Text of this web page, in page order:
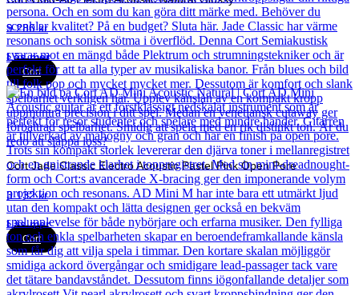
9 280kr
Läs mer
Cort
Cort Jade Classic Electro Acoustic Pastel Pink Open Pore
3 132kr
Läs mer
Cort